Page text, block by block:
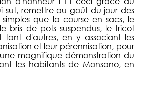
sut, remettre au goût du jour des
que la course en sacs, le
bris de pots suspendus, le tricot
tant d'autres, en y associant les
et leur pérennisation, pour
magnifique démonstration du
les habitants de Monsano, en